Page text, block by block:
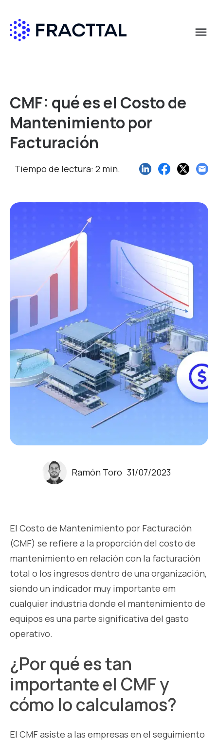
menu
CMF: qué es el Costo de
Mantenimiento por
Facturación
Tiempo de lectura: 2 min.
Ramón Toro 31/07/2023
El Costo de Mantenimiento por Facturación
(CMF) se refiere a la proporción del costo de
mantenimiento en relación con la facturación
total o los ingresos dentro de una organización,
siendo un indicador muy importante em
cualquier industria donde el mantenimiento de
equipos es una parte significativa del gasto
operativo.
¿Por qué es tan
importante el CMF y
cómo lo calculamos?
El CMF asiste a las empresas en el seguimiento